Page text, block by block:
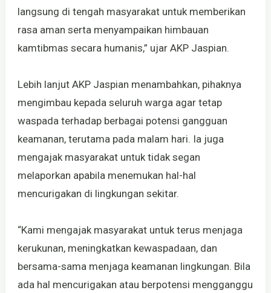
langsung di tengah masyarakat untuk memberikan
rasa aman serta menyampaikan himbauan
kamtibmas secara humanis,” ujar AKP Jaspian.
Lebih lanjut AKP Jaspian menambahkan, pihaknya
mengimbau kepada seluruh warga agar tetap
waspada terhadap berbagai potensi gangguan
keamanan, terutama pada malam hari. Ia juga
mengajak masyarakat untuk tidak segan
melaporkan apabila menemukan hal-hal
mencurigakan di lingkungan sekitar.
“Kami mengajak masyarakat untuk terus menjaga
kerukunan, meningkatkan kewaspadaan, dan
bersama-sama menjaga keamanan lingkungan. Bila
ada hal mencurigakan atau berpotensi mengganggu